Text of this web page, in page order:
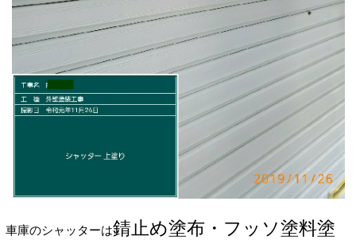
車庫のシャッターは錆止め塗布・フッソ塗料塗